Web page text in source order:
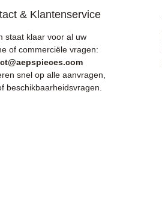
& Klantenservice
staat klaar voor al uw
of commerciële vragen:
snel op alle aanvragen,
beschikbaarheidsvragen.